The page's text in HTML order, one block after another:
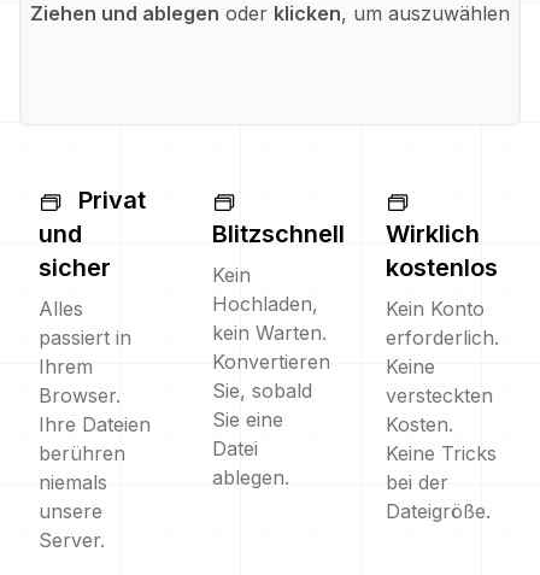
Ziehen und ablegen oder klicken, um auszuwählen
Privat
und
sicher
Alles
passiert in
Ihrem
Browser.
Ihre Dateien
berühren
niemals
unsere
Server.
Blitzschnell
Kein
Hochladen,
kein Warten.
Konvertieren
Sie, sobald
Sie eine
Datei
ablegen.
Wirklich
kostenlos
Kein Konto
erforderlich.
Keine
versteckten
Kosten.
Keine Tricks
bei der
Dateigröße.